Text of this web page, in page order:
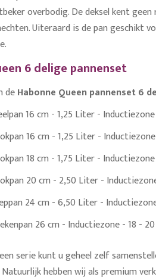
overbodig. De deksel kent geen
Uiteraard is de pan geschikt
6 delige pannenset
deHabonne Queen pannenset 6
16 cm - 1,25 Liter -
16 cm - 1,25 Liter -
18 cm - 1,75 Liter -
20 cm - 2,50 Liter -
24 cm - 6,50 Liter -
26 cm - Inductiezone - 18 -
serie kunt u geheel zelf
hebben wij als premium